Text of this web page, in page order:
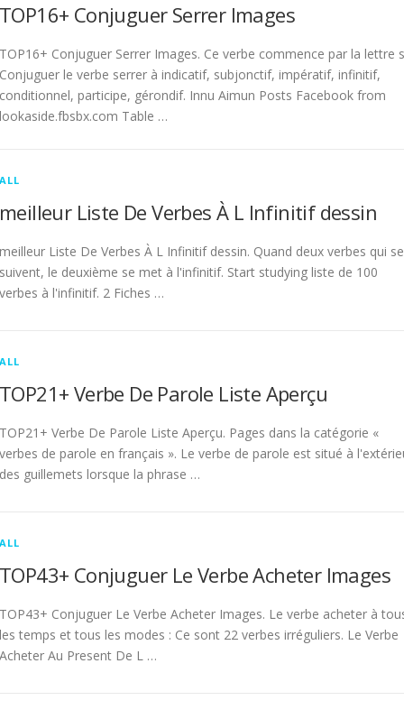
TOP16+ Conjuguer Serrer Images
TOP16+ Conjuguer Serrer Images. Ce verbe commence par la lettre
Conjuguer le verbe serrer à indicatif, subjonctif, impératif, infinitif,
conditionnel, participe, gérondif. Innu Aimun Posts Facebook from
lookaside.fbsbx.com Table …
ALL
meilleur Liste De Verbes À L Infinitif dessin
meilleur Liste De Verbes À L Infinitif dessin. Quand deux verbes qui se
suivent, le deuxième se met à l'infinitif. Start studying liste de 100
verbes à l'infinitif. 2 Fiches …
ALL
TOP21+ Verbe De Parole Liste Aperçu
TOP21+ Verbe De Parole Liste Aperçu. Pages dans la catégorie «
verbes de parole en français ». Le verbe de parole est situé à
des guillemets lorsque la phrase …
ALL
TOP43+ Conjuguer Le Verbe Acheter Images
TOP43+ Conjuguer Le Verbe Acheter Images. Le verbe acheter à
les temps et tous les modes : Ce sont 22 verbes irréguliers. Le Verbe
Acheter Au Present De L …